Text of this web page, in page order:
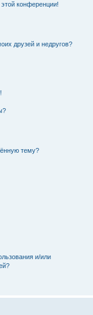
конференции!
друзей и недругов?
тему?
и/или